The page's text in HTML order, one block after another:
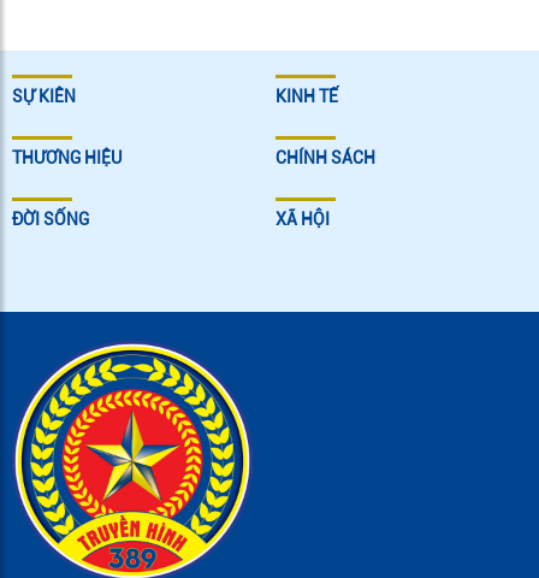
SỰ KIÊN KINH TẾ
THƯƠNG HIỆU CHÍNH SÁCH
ĐỜI SỐNG XÃ HỘI